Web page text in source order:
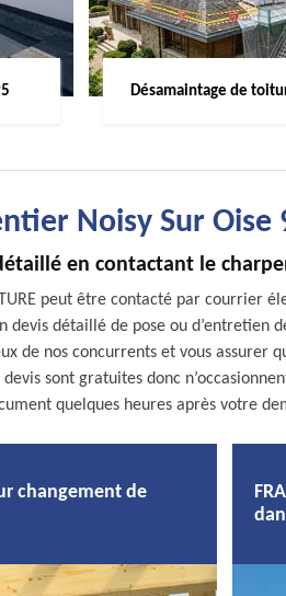
Désamaintage de
Noisy Sur Oise
en contactant le
peut être contacté par courrier
devis détaillé de pose ou d’entretien
de nos concurrents et vous assurer
sont gratuites donc
quelques heures après votre
changement de